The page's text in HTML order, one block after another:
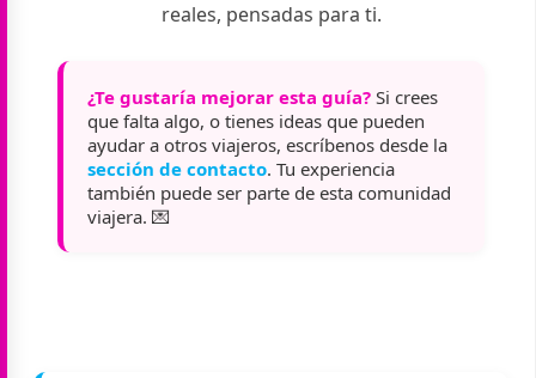
reales, pensadas para ti.
¿Te gustaría mejorar esta guía? Si crees
que falta algo, o tienes ideas que pueden
ayudar a otros viajeros, escríbenos desde la
sección de contacto. Tu experiencia
también puede ser parte de esta comunidad
viajera. 💌